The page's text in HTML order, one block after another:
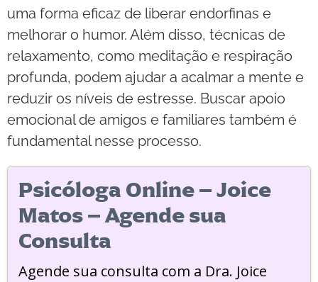
uma forma eficaz de liberar endorfinas e
melhorar o humor. Além disso, técnicas de
relaxamento, como meditação e respiração
profunda, podem ajudar a acalmar a mente e
reduzir os níveis de estresse. Buscar apoio
emocional de amigos e familiares também é
fundamental nesse processo.
Psicóloga Online – Joice
Matos – Agende sua
Consulta
Agende sua consulta com a Dra. Joice